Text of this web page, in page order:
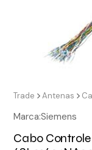
Trade Antenas
Marca:Siemens
Cabo